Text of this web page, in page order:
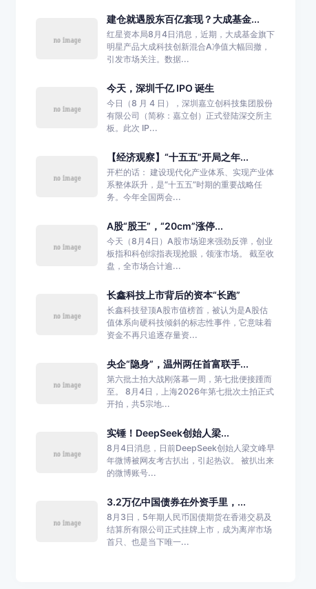
建仓就遇股东百亿套现？大成基金...
红星资本局8月4日消息，近期，大成基金旗下
明星产品大成科技创新混合A净值大幅回撤，
引发市场关注。数据...
今天，深圳千亿 IPO 诞生
今日（8 月 4 日），深圳嘉立创科技集团股份
有限公司（简称：嘉立创）正式登陆深交所主
板。此次 IP...
【经济观察】“十五五”开局之年...
开栏的话： 建设现代化产业体系、实现产业体
系整体跃升，是“十五五”时期的重要战略任
务。今年全国两会...
A股“股王”，“20cm”涨停...
今天（8月4日）A股市场迎来强劲反弹，创业
板指和科创综指表现抢眼，领涨市场。 截至收
盘，全市场合计逾...
长鑫科技上市背后的资本“长跑”
长鑫科技登顶A股市值榜首，被认为是A股估
值体系向硬科技倾斜的标志性事件，它意味着
资金不再只追逐存量资...
央企“隐身”，温州两任首富联手...
第六批土拍大战刚落幕一周，第七批便接踵而
至。 8月4日，上海2026年第七批次土拍正式
开拍，共5宗地...
实锤！DeepSeek创始人梁...
8月4日消息，日前DeepSeek创始人梁文峰早
年微博被网友考古扒出，引起热议。 被扒出来
的微博账号...
3.2万亿中国债券在外资手里，...
8月3日，5年期人民币国债期货在香港交易及
结算所有限公司正式挂牌上市，成为离岸市场
首只、也是当下唯一...